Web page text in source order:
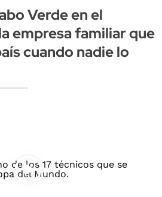
Verde en el
empresa familiar que
cuando nadie lo